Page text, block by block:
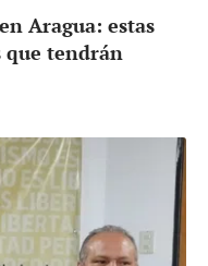
Aragua: estas
tendrán